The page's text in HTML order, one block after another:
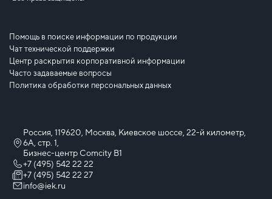
Помощь в поиске информации по продукции
Чат технической поддержки
Центр раскрытия корпоративной информации
Часто задаваемые вопросы
Политика обработки персональных данных
Россия, 119620, Москва, Киевское шоссе, 22-й километр,
6А, стр. 1,
Бизнес-центр Comcity B1
+7 (495) 542 22 22
+7 (495) 542 22 27
info@iek.ru